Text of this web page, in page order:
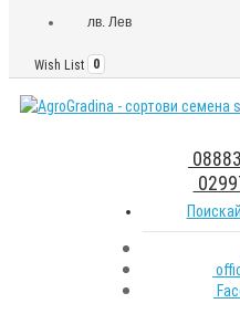
лв. Лев
Wish List 0